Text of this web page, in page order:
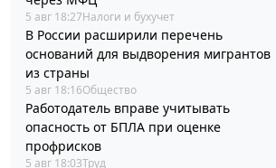
5 авг 18:27Налоги и бухучет
В России расширили перечень
оснований для выдворения мигрантов
из страны
5 авг 18:16Общество
Работодатель вправе учитывать
опасность от БПЛА при оценке
профрисков
5 авг 18:03Труд